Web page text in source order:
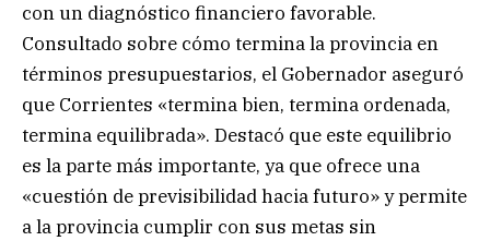
con un diagnóstico financiero favorable.
Consultado sobre cómo termina la provincia en
términos presupuestarios, el Gobernador aseguró
que Corrientes «termina bien, termina ordenada,
termina equilibrada». Destacó que este equilibrio
es la parte más importante, ya que ofrece una
«cuestión de previsibilidad hacia futuro» y permite
a la provincia cumplir con sus metas sin